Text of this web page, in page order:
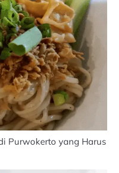
Purwokerto yang Harus